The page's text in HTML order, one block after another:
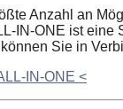
Anzahl an
IN-ONE ist eine
Sie in
IN-ONE <